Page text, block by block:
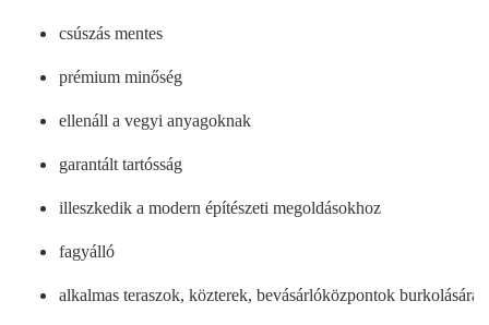
csúszás mentes
prémium minőség
ellenáll a vegyi anyagoknak
garantált tartósság
illeszkedik a modern építészeti megoldásokhoz
fagyálló
alkalmas teraszok, közterek, bevásárlóközpontok burkolására